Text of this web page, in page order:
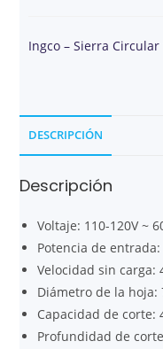
Ingco – Sierra Circular
DESCRIPCIÓN
Descripción
Voltaje: 110-120V ~
Potencia de entrada:
Velocidad sin carga:
Diámetro de la hoja:
Capacidad de corte:
Profundidad de